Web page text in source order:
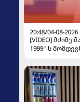
20:48/04-08-2026
[VIDEO] მძიმე
1999"-ს